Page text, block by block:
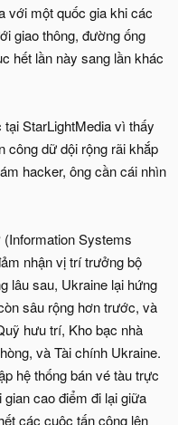
với một quốc gia khi các
giao thông, đường ống
hết lần này sang lần khác
StarLightMedia vì thấy
công dữ dội rộng rãi khắp
hacker, ông cần cái nhìn
Systems
nhận vị trí trưởng bộ
lâu sau, Ukraine lại hứng
sâu rộng hơn trước, và
hưu trí, Kho bạc nhà
và Tài chính Ukraine.
hệ thống bán vé tàu trực
cao điểm đi lại giữa
các cuộc tấn công lên